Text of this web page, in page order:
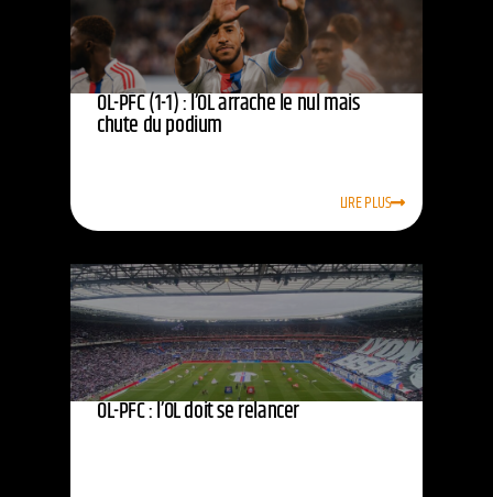
OL-PFC (1-1) : l’OL arrache le nul mais
chute du podium
LIRE PLUS
OL-PFC : l’OL doit se relancer